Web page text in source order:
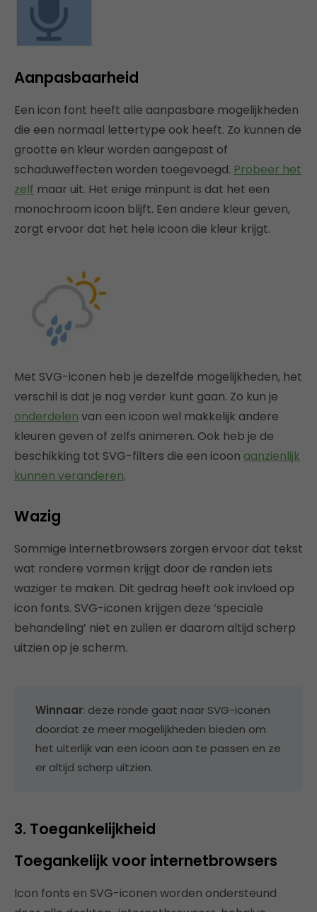
Aanpasbaarheid
Een icon font heeft alle aanpasbare mogelijkheden
die een normaal lettertype ook heeft. Zo kunnen de
grootte en kleur worden aangepast of
schaduweffecten worden toegevoegd. Probeer het
zelf maar uit. Het enige minpunt is dat het een
monochroom icoon blijft. Een andere kleur geven,
zorgt ervoor dat het hele icoon die kleur krijgt.
Met SVG-iconen heb je dezelfde mogelijkheden, het
verschil is dat je nog verder kunt gaan. Zo kun je
onderdelen van een icoon wel makkelijk andere
kleuren geven of zelfs animeren. Ook heb je de
beschikking tot SVG-filters die een icoon aanzienlijk
kunnen veranderen.
Wazig
Sommige internetbrowsers zorgen ervoor dat tekst
wat rondere vormen krijgt door de randen iets
waziger te maken. Dit gedrag heeft ook invloed op
icon fonts. SVG-iconen krijgen deze ‘speciale
behandeling’ niet en zullen er daarom altijd scherp
uitzien op je scherm.
Winnaar: deze ronde gaat naar SVG-iconen
doordat ze meer mogelijkheden bieden om
het uiterlijk van een icoon aan te passen en ze
er altijd scherp uitzien.
3. Toegankelijkheid
Toegankelijk voor internetbrowsers
Icon fonts en SVG-iconen worden ondersteund